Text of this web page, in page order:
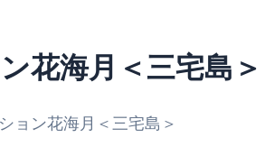
花海月＜三宅島＞
ョン花海月＜三宅島＞